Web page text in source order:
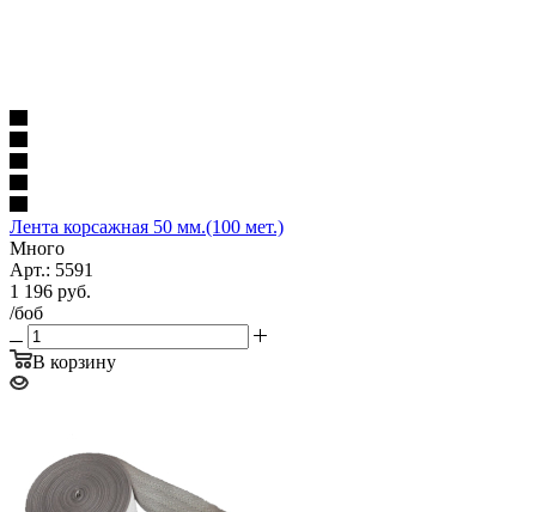
Лента корсажная 50 мм.(100 мет.)
Много
Арт.: 5591
1 196 руб.
/боб
В корзину